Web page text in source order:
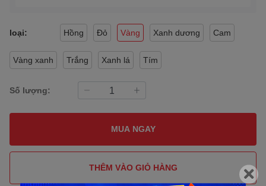
loại: Hồng Đỏ Vàng Xanh dương Cam
Vàng xanh Trắng Xanh lá Tím
Số lượng:
MUA NGAY
THÊM VÀO GIỎ HÀNG